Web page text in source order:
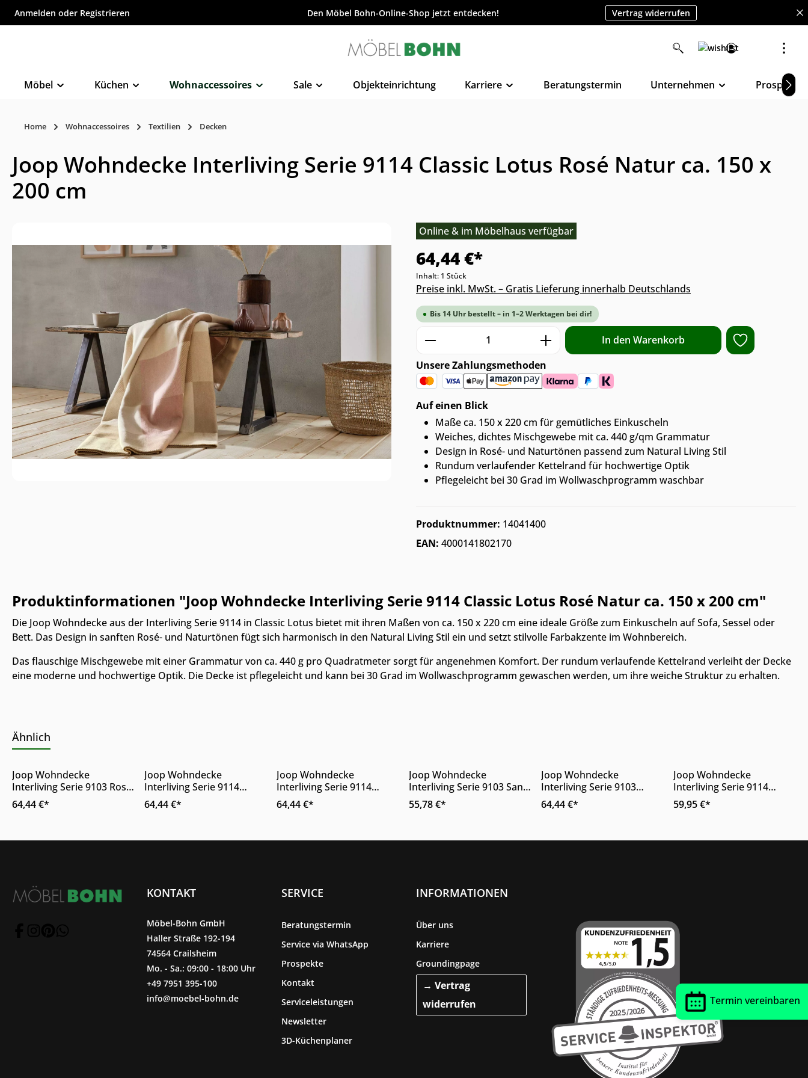
springen
Anmelden oder Registrieren Den Möbel Bohn-Online-Shop jetzt entdecken! Vertrag widerrufen
Möbel Küchen Wohnaccessoires Sale Objekteinrichtung Karriere Beratungstermin Unternehmen Prospekte
Home Wohnaccessoires Textilien Decken
Joop Wohndecke Interliving Serie 9114 Classic Lotus Rosé Natur ca. 150 x
200 cm
Online & im Möbelhaus verfügbar
64,44 €*
Inhalt: 1 Stück
Preise inkl. MwSt. – Gratis Lieferung innerhalb Deutschlands
Bis 14 Uhr bestellt – in 1–2 Werktagen bei dir!
Produkt Anzahl: Gib den gewünschten Wert ein oder
In den Warenkorb
Unsere Zahlungsmethoden
Auf einen Blick
Maße ca. 150 x 220 cm für gemütliches Einkuscheln
Weiches, dichtes Mischgewebe mit ca. 440 g/qm Grammatur
Design in Rosé- und Naturtönen passend zum Natural Living Stil
Rundum verlaufender Kettelrand für hochwertige Optik
Pflegeleicht bei 30 Grad im Wollwaschprogramm waschbar
Produktnummer: 14041400
EAN: 4000141802170
Produktinformationen "Joop Wohndecke Interliving Serie 9114 Classic Lotus Rosé Natur ca. 150 x 200 cm"
Die Joop Wohndecke aus der Interliving Serie 9114 in Classic Lotus bietet mit ihren Maßen von ca. 150 x 220 cm eine ideale Größe zum Einkuscheln auf Sofa, Sessel oder
Bett. Das Design in sanften Rosé- und Naturtönen fügt sich harmonisch in den Natural Living Stil ein und setzt stilvolle Farbakzente im Wohnbereich.
Das flauschige Mischgewebe mit einer Grammatur von ca. 440 g pro Quadratmeter sorgt für angenehmen Komfort. Der rundum verlaufende Kettelrand verleiht der Decke
eine moderne und hochwertige Optik. Die Decke ist pflegeleicht und kann bei 30 Grad im Wollwaschprogramm gewaschen werden, um ihre weiche Struktur zu erhalten.
Ähnlich
Online & im Möbelhaus
verfügbar
Produkt Anzahl: Gib den gewünschten Wert ein oder benutze die Schaltflächen, um die Anzahl zu erhöhen oder zu
Joop Wohndecke
Interliving Serie 9103 Rose
& Hellgrau 150 x 200 cm
64,44 €*
Produkt Anzahl: Gib den gewünschten Wert ein oder benutze die Schaltflächen, um die Anzahl
Joop Wohndecke
Interliving Serie 9114
Classic Lotus Rosé Natur
ca. 150 x 200 cm
64,44 €*
Produkt Anzahl: Gib den gewünschten Wert ein oder benutze die
Joop Wohndecke
Interliving Serie 9114
Horizon Green 150 x 200
cm
64,44 €*
Produkt Anzahl: Gib den gewünschten Wert ein oder
Joop Wohndecke
Interliving Serie 9103 Sand
Natur 150 x 200 cm
55,78 €*
Produkt Anzahl: Gib den
Joop Wohndecke
Interliving Serie 9103
Eisblau & Creme 150 x 200
cm
64,44 €*
Produkt Anzahl:
Joop Wohndecke
Interliving Serie 9114
Horizon Grey
Mischgewebe 150 x 200
59,95 €*
KONTAKT
Möbel-Bohn GmbH
Haller Straße 192-194
74564 Crailsheim
Mo. - Sa.: 09:00 - 18:00 Uhr
+49 7951 395-100
info@moebel-bohn.de
SERVICE
Beratungstermin
Service via WhatsApp
Prospekte
Kontakt
Serviceleistungen
Newsletter
3D-Küchenplaner
INFORMATIONEN
Über uns
Karriere
Groundingpage
→ Vertrag
widerrufen
Termin vereinbaren